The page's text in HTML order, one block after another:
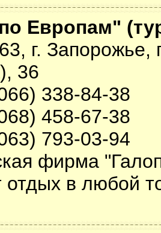
Европам"
г.
36
338-84-38
458-67-38
793-03-94
фирма
отдых в любой